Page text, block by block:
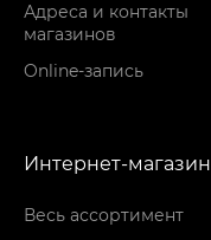
Адреса и контакты
магазинов
Online-запись
Интернет-магазин
Весь ассортимент